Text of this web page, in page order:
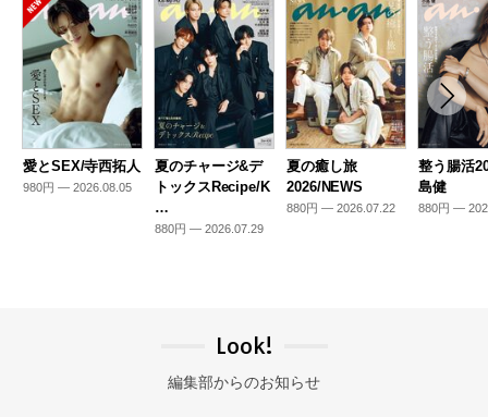
愛とSEX/寺西拓人
980円 — 2026.08.05
夏のチャージ&デ
トックスRecipe/K
…
880円 — 2026.07.29
夏の癒し旅
2026/NEWS
880円 — 2026.07.22
整う腸活
島健
880円 —
Look!
編集部からのお知らせ